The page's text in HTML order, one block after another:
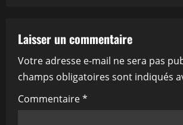
v
i
g
a
Laisser un commentaire
Votre adresse e-mail ne sera pas
champs obligatoires sont indiqués
Commentaire*